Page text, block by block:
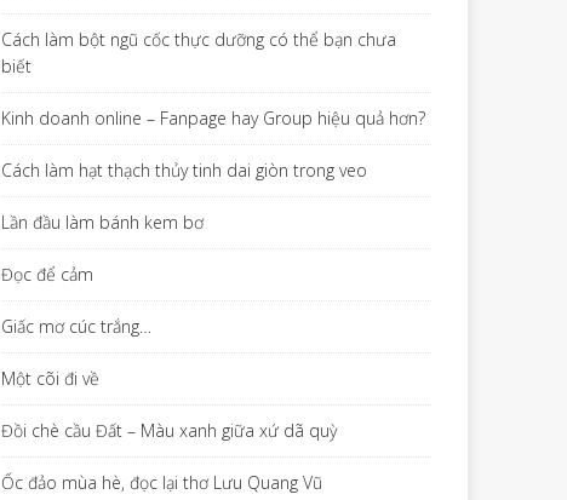
Cách làm bột ngũ cốc thực dưỡng có thể bạn chưa
biết
Kinh doanh online – Fanpage hay Group hiệu quả hơn?
Cách làm hạt thạch thủy tinh dai giòn trong veo
Lần đầu làm bánh kem bơ
Đọc để cảm
Giấc mơ cúc trắng…
Một cõi đi về
Đồi chè cầu Đất – Màu xanh giữa xứ dã quỳ
Ốc đảo mùa hè, đọc lại thơ Lưu Quang Vũ